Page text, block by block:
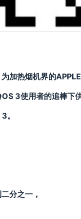
加热烟机界的APPLE
3使用者的追棒下
。
分之一，